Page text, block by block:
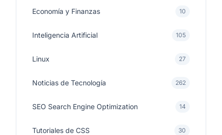
Economía y Finanzas 10
Inteligencia Artificial 105
Linux 27
Noticias de Tecnología 262
SEO Search Engine Optimization 14
Tutoriales de CSS 30